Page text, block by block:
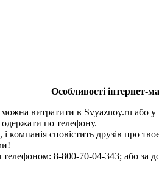
Особливості інтернет-
витратити в Svyaznoy.ru або у
по телефону.
сповістить друзів про
8-800-70-04-343; або за